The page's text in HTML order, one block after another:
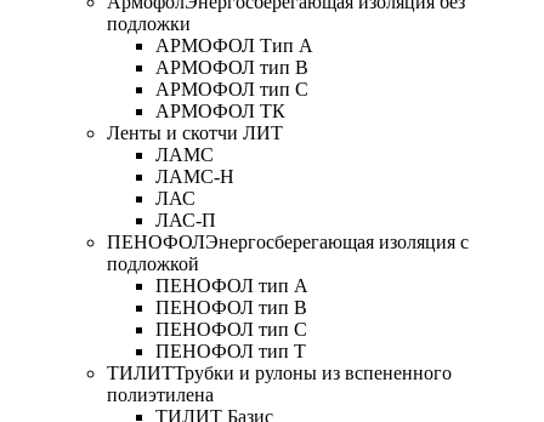
подложки
АРМОФОЛ Тип А
АРМОФОЛ тип В
АРМОФОЛ тип C
АРМОФОЛ ТК
Ленты и скотчи ЛИТ
ЛАМС
ЛАМС-Н
ЛАС
ЛАС-П
ПЕНОФОЛЭнергосберегающая изоляция с
подложкой
ПЕНОФОЛ тип А
ПЕНОФОЛ тип B
ПЕНОФОЛ тип C
ПЕНОФОЛ тип T
ТИЛИТТрубки и рулоны из вспененного
полиэтилена
ТИЛИТ Базис